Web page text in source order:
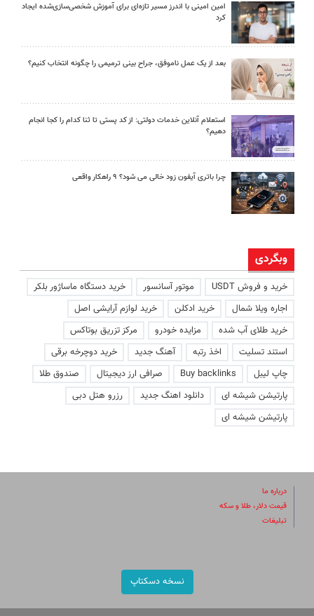
امین امینی با اندرز مسیر تازه‌ای برای آموزش شخصی‌سازی‌شده ایجاد
کرد
بعد از یک عمل ناموفق، جراح بینی ترمیمی را چگونه انتخاب کنیم؟
استعلام آنلاین خدمات دولتی: از کد پستی تا ثنا کدام را کجا انجام
دهیم؟
چرا باتری آیفون زود خالی می شود؟ ۹ راهکار واقعی
وبگردی
خرید و فروش USDT موتور آسانسور
خرید دستگاه ماساژور بلکر
اجاره ویلا شمال
خرید ادکلن
خرید لوازم آرایشی اصل
خرید طلای آب شده
مزایده خودرو
مرکز تزریق بوتاکس
استند تسلیت
اخذ رتبه آهنگ جدید
خرید دوچرخه برقی
چاپ لیبل
Buy backlinks صرافی ارز دیجیتال
صندوق طلا
پارتیشن شیشه ای
دانلود اهنگ جدید
رزرو هتل دبی
پارتیشن شیشه ای
درباره ما
قیمت دلار، طلا و سکه
تبلیغات
نسخه دسکتاپ